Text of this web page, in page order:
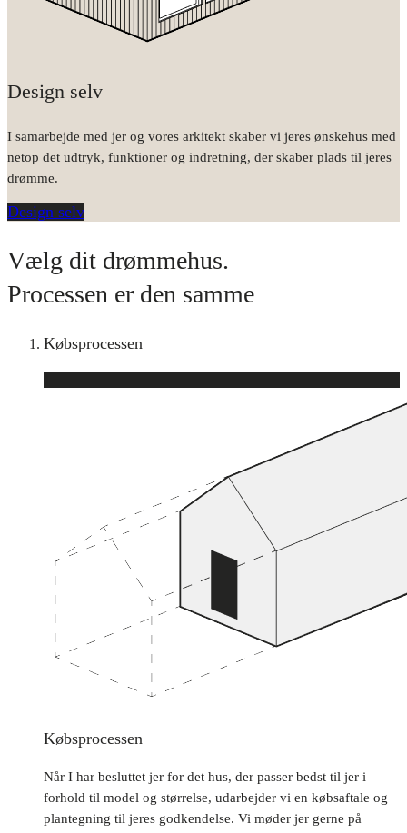
Design selv
I samarbejde med jer og vores arkitekt skaber vi jeres ønskehus med
netop det udtryk, funktioner og indretning, der skaber plads til jeres
drømme.
Design selv
Vælg dit drømmehus.
Processen er den samme
Købsprocessen
Købsprocessen
Når I har besluttet jer for det hus, der passer bedst til jer i
forhold til model og størrelse, udarbejder vi en købsaftale og
plantegning til jeres godkendelse. Vi møder jer gerne på